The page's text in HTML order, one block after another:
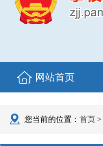
网站首页
您当前的位置： 首页 >